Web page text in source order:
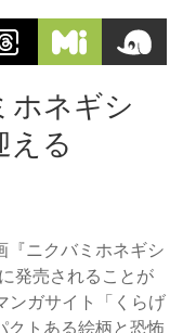
ホネギシ
える
『ニクバミホネギシ
発売されることが
ンガサイト「くらげ
クトある絵柄と恐怖